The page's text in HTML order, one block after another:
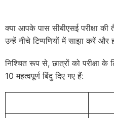
क्या आपके पास सीबीएसई परीक्षा की
उन्हें नीचे टिप्पणियों में साझा करें और
निश्चित रूप से, छात्रों को परीक्षा
10 महत्वपूर्ण बिंदु दिए गए हैं: